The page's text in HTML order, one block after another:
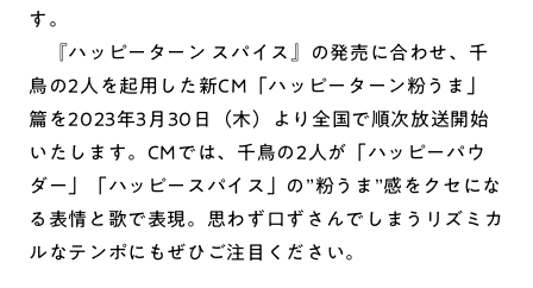
す。
『ハッピーターン スパイス』の発売に合わせ、千
鳥の2人を起用した新CM「ハッピーターン粉うま」
篇を2023年3月30日（木）より全国で順次放送開始
いたします。CMでは、千鳥の2人が「ハッピーパウ
ダー」「ハッピースパイス」の”粉うま”感をクセにな
る表情と歌で表現。思わず口ずさんでしまうリズミカ
ルなテンポにもぜひご注目ください。